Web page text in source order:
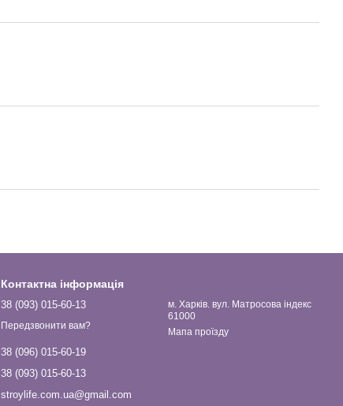
Контактна інформація
38 (093) 015-60-13
Передзвонити вам?
38 (096) 015-60-19
38 (093) 015-60-13
stroylife.com.ua@gmail.com
м. Харків. вул. Матросова індекс
61000
Мапа проїзду